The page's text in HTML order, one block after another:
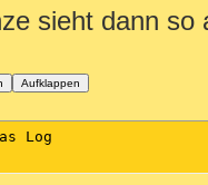
sieht dann so
Aufklappen
Log